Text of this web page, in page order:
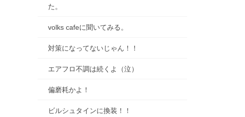
た。
volks cafeに聞いてみる。
対策になってないじゃん！！
エアフロ不調は続くよ（泣）
偏磨耗かよ！
ビルシュタインに換装！！